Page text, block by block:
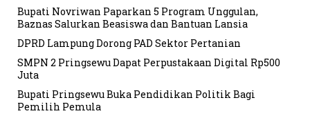
Bupati Novriwan Paparkan 5 Program Unggulan,
Baznas Salurkan Beasiswa dan Bantuan Lansia
DPRD Lampung Dorong PAD Sektor Pertanian
SMPN 2 Pringsewu Dapat Perpustakaan Digital Rp500
Juta
Bupati Pringsewu Buka Pendidikan Politik Bagi
Pemilih Pemula